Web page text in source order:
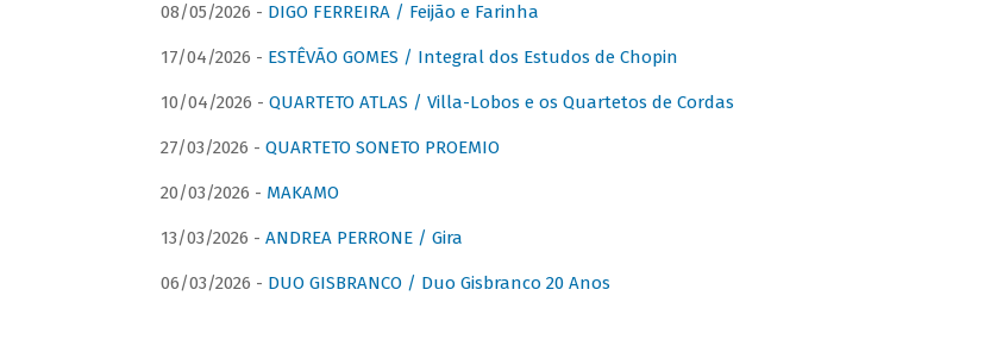
08/05/2026 - DIGO FERREIRA / Feijão e Farinha
17/04/2026 - ESTÊVÃO GOMES / Integral dos Estudos de Chopin
10/04/2026 - QUARTETO ATLAS / Villa-Lobos e os Quartetos de Cordas
27/03/2026 - QUARTETO SONETO PROEMIO
20/03/2026 - MAKAMO
13/03/2026 - ANDREA PERRONE / Gira
06/03/2026 - DUO GISBRANCO / Duo Gisbranco 20 Anos